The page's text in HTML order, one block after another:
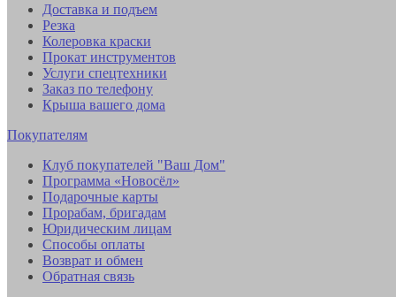
Доставка и подъем
Резка
Колеровка краски
Прокат инструментов
Услуги спецтехники
Заказ по телефону
Крыша вашего дома
Покупателям
Клуб покупателей "Ваш Дом"
Программа «Новосёл»
Подарочные карты
Прорабам, бригадам
Юридическим лицам
Способы оплаты
Возврат и обмен
Обратная связь